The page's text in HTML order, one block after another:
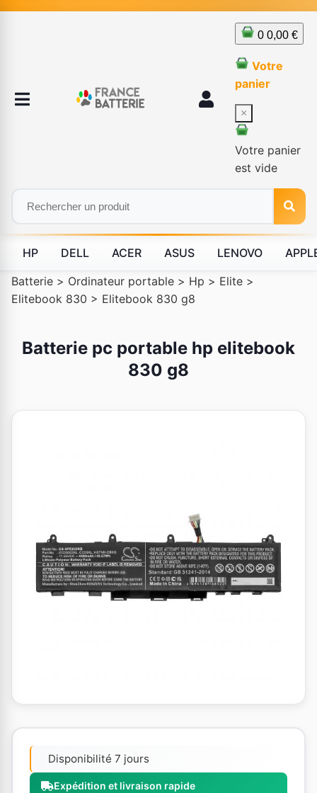
0 0,00 €
Votre
panier
×
Votre panier
est vide
HP DELL ACER ASUS LENOVO
Batterie > Ordinateur portable > Hp > Elite >
Elitebook 830 > Elitebook 830 g8
Batterie pc portable hp elitebook
830 g8
Expédition et livraison rapide
Disponibilité 7 jours